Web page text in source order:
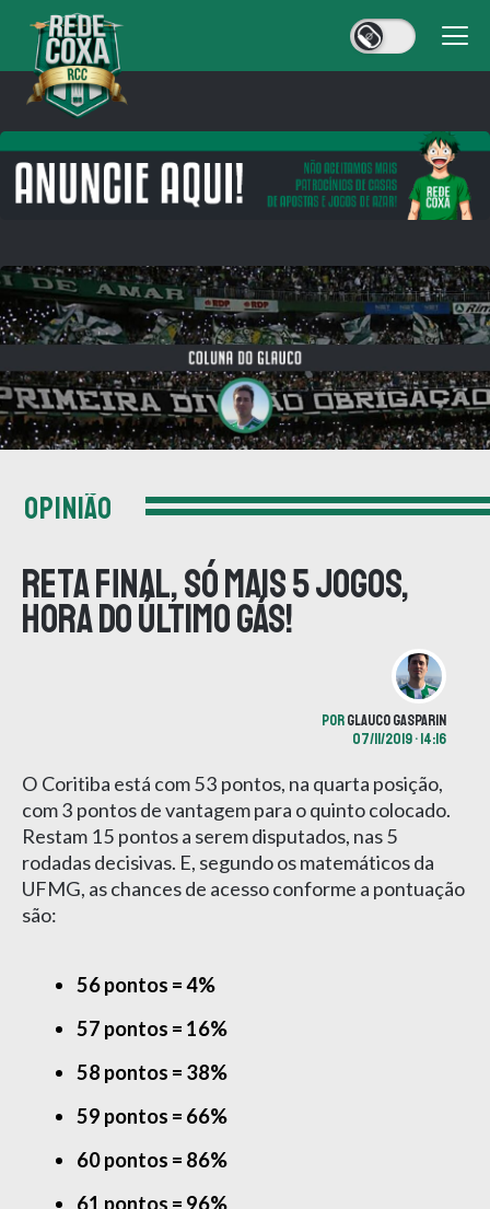
OPINIÃO
Reta final, só mais 5 jogos,
hora do último gás!
PORGLAUCO GASPARIN
07/11/2019 • 14:16
O Coritiba está com 53 pontos, na quarta posição,
com 3 pontos de vantagem para o quinto colocado.
Restam 15 pontos a serem disputados, nas 5
rodadas decisivas. E, segundo os matemáticos da
UFMG, as chances de acesso conforme a pontuação
são:
56 pontos = 4%
57 pontos = 16%
58 pontos = 38%
59 pontos = 66%
60 pontos = 86%
61 pontos = 96%